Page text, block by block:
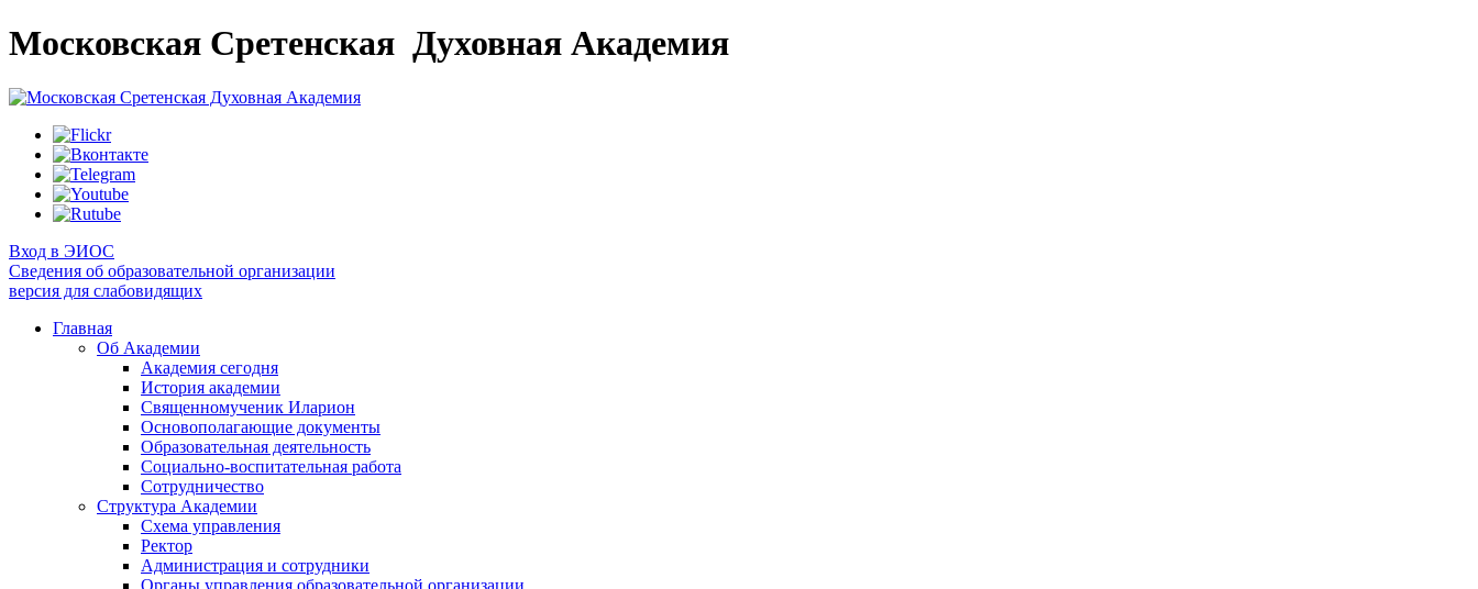
Московская Сретенская Духовная Академия
Вход в ЭИОС
Сведения об образовательной организации
версия для слабовидящих
Главная
Об Академии
Академия сегодня
История академии
Священномученик Иларион
Основополагающие документы
Образовательная деятельность
Социально-воспитательная работа
Сотрудничество
Структура Академии
Схема управления
Ректор
Администрация и сотрудники
Органы управления образовательной организации